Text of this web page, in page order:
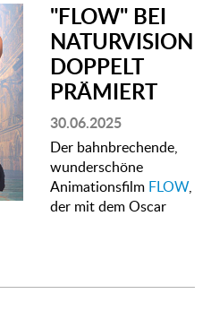
"FLOW" BEI
NATURVISION
DOPPELT
PRÄMIERT
30.06.2025
Der bahnbrechende,
wunderschöne
Animationsfilm FLOW,
der mit dem Oscar